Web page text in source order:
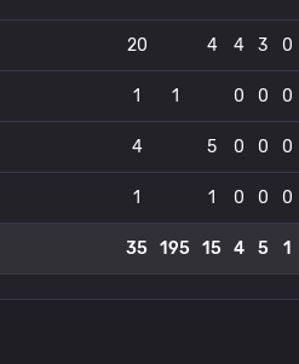
20 4 4 3 0
1 1 0 0 0
4 5 0 0 0
1 1 0 0 0
35 195 15 4 5 1